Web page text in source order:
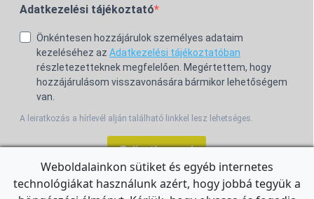
Adatkezelési tájékoztató
Önkéntesen hozzájárulok személyes adataim
kezeléséhez az Adatkezelési tájékoztatóban
részletezetteknek megfelelően. Megértettem, hogy
hozzájárulásom visszavonására bármikor lehetőségem
van.
A leiratkozás a hírlevél alján található linkkel lesz lehetséges.
Feliratkozom!
Weboldalainkon sütiket és egyéb internetes
technológiákat használunk azért, hogy jobbá tegyük a